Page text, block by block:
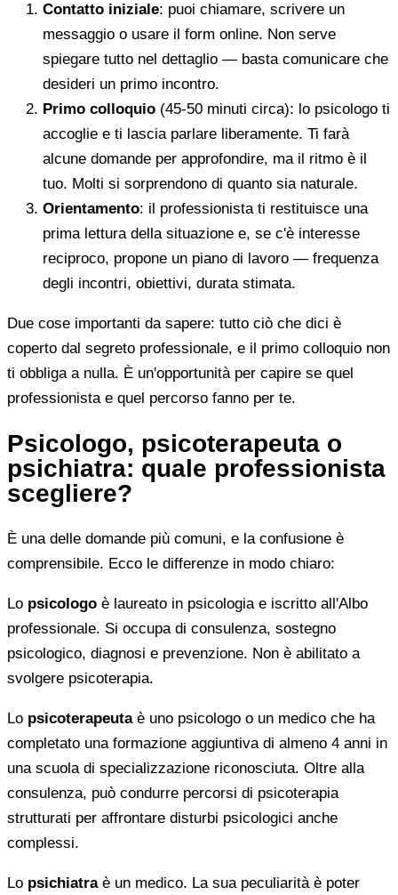
Contatto iniziale: puoi chiamare, scrivere un
messaggio o usare il form online. Non serve
spiegare tutto nel dettaglio — basta comunicare che
desideri un primo incontro.
Primo colloquio (45-50 minuti circa): lo psicologo ti
accoglie e ti lascia parlare liberamente. Ti farà
alcune domande per approfondire, ma il ritmo è il
tuo. Molti si sorprendono di quanto sia naturale.
Orientamento: il professionista ti restituisce una
prima lettura della situazione e, se c'è interesse
reciproco, propone un piano di lavoro — frequenza
degli incontri, obiettivi, durata stimata.
Due cose importanti da sapere: tutto ciò che dici è
coperto dal segreto professionale, e il primo colloquio non
ti obbliga a nulla. È un'opportunità per capire se quel
professionista e quel percorso fanno per te.
Psicologo, psicoterapeuta o
psichiatra: quale professionista
scegliere?
È una delle domande più comuni, e la confusione è
comprensibile. Ecco le differenze in modo chiaro:
Lo psicologo è laureato in psicologia e iscritto all'Albo
professionale. Si occupa di consulenza, sostegno
psicologico, diagnosi e prevenzione. Non è abilitato a
svolgere psicoterapia.
Lo psicoterapeutaè uno psicologo o un medico che ha
completato una formazione aggiuntiva di almeno 4 anni in
una scuola di specializzazione riconosciuta. Oltre alla
consulenza, può condurre percorsi di psicoterapia
strutturati per affrontare disturbi psicologici anche
complessi.
Lo psichiatraè un medico. La sua peculiarità è poter